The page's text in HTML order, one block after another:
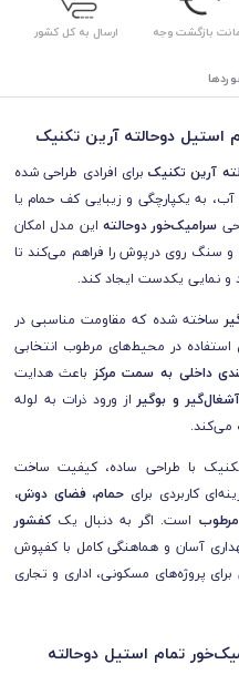
بازگشت وجه ارسال به کل کشور
برای افرادی طراحی شده
به یکپارچگی و زیبایی کف حمام یا
سرامیک‌خور دوحالته این مدل امکان
سنگ روی درپوش را فراهم می‌کند تا
نمایی یکدست ایجاد کند.
ساخته شده که مقاومت مناسبی در
استفاده در محیط‌های مرطوب انتخابی
داخلی به سمت مرکز باعث هدایت
و بوگیراز ورود ذرات به لوله
می‌کند.
آرین تکنیک با طراحی ساده، کیفیت ساخت
کاربردی برای حمام، فضای دوش،
است. اگر به دنبال یککفشور
آسان و هماهنگی کامل با کفپوش
پروژه‌های مسکونی، اداری و تجاری
کفشور ۱۲×۱۲ سرامیک‌خور تمام استیل دوحالته